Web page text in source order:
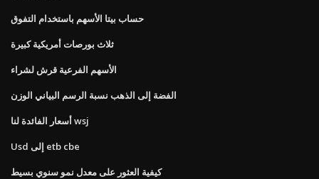
حساب بيتا الأسهم باستخدام التفوق
ثلاث بورصات أمريكية كبيرة
الأسهم الفرعية قرش لشراء
الفضة إلى الذهب نسبة الرسم البياني الوزن
أسعار الفائدة لنا wsj
Usd إلى etb cbe
كيفية العثور على معدل نمو سنوي بسيط